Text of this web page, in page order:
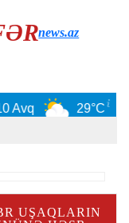
news.az
29°C
UŞAQLARIN